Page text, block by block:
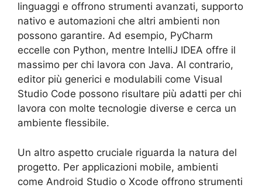
linguaggi e offrono strumenti avanzati, supporto
nativo e automazioni che altri ambienti non
possono garantire. Ad esempio, PyCharm
eccelle con Python, mentre IntelliJ IDEA offre il
massimo per chi lavora con Java. Al contrario,
editor più generici e modulabili come Visual
Studio Code possono risultare più adatti per chi
lavora con molte tecnologie diverse e cerca un
ambiente flessibile.
Un altro aspetto cruciale riguarda la natura del
progetto. Per applicazioni mobile, ambienti
come Android Studio o Xcode offrono strumenti